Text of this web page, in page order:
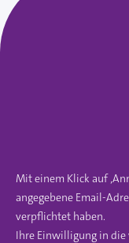
Mit einem Klick auf
angegebene Email-
verpflichtet haben.
Ihre Einwilligung in